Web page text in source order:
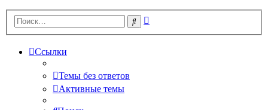
Поиск
Ссылки
Темы без ответов
Активные темы